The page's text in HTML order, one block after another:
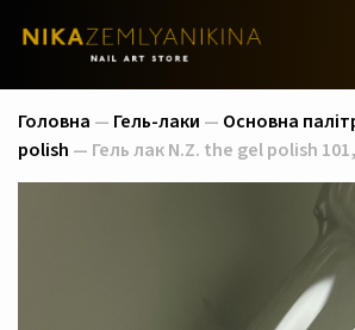
Головна — Гель-лаки — Основна
polish — Гель лак N.Z. the gel polish